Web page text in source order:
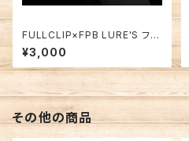
FULLCLIP×FPB LURE'S フロ
ーティングバーパッド レッド
¥3,000
その他の商品